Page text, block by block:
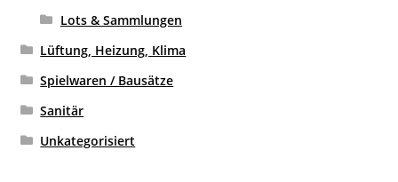
Lots & Sammlungen
Lüftung, Heizung, Klima
Spielwaren / Bausätze
Sanitär
Unkategorisiert